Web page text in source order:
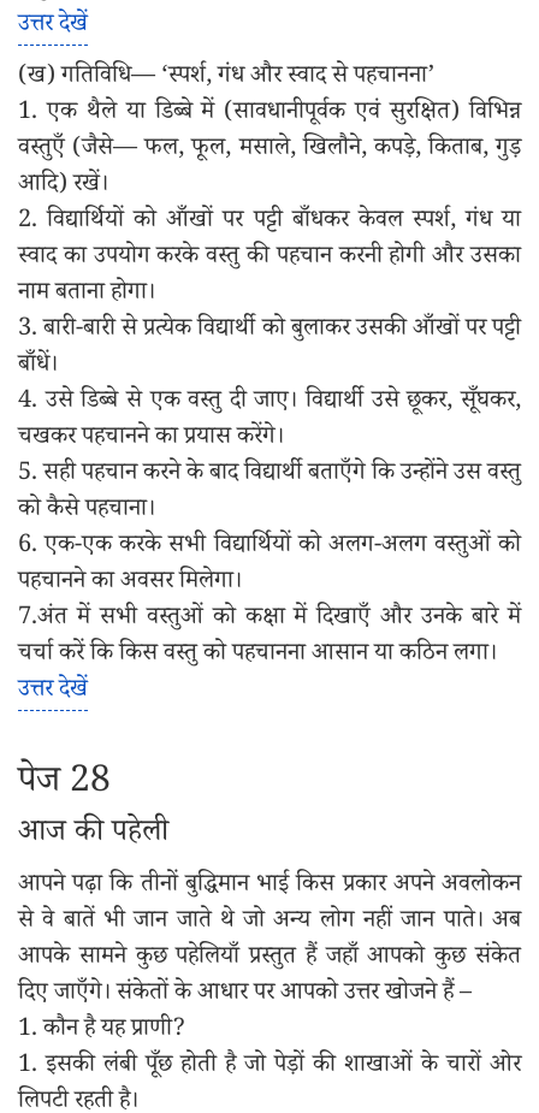
उत्तर देखें
(ख) गतिविधि— ‘स्पर्श, गंध और स्वाद से पहचानना’
1. एक थैले या डिब्बे में (सावधानीपूर्वक एवं सुरक्षित) विभिन्न
वस्तुएँ (जैसे— फल, फूल, मसाले, खिलौने, कपड़े, किताब, गुड़
आदि) रखें।
2. विद्यार्थियों को आँखों पर पट्टी बाँधकर केवल स्पर्श, गंध या
स्वाद का उपयोग करके वस्तु की पहचान करनी होगी और उसका
नाम बताना होगा।
3. बारी-बारी से प्रत्येक विद्यार्थी को बुलाकर उसकी आँखों पर पट्टी
बाँधें।
4. उसे डिब्बे से एक वस्तु दी जाए। विद्यार्थी उसे छूकर, सूँघकर,
चखकर पहचानने का प्रयास करेंगे।
5. सही पहचान करने के बाद विद्यार्थी बताएँगे कि उन्होंने उस वस्तु
को कैसे पहचाना।
6. एक-एक करके सभी विद्यार्थियों को अलग-अलग वस्तुओं को
पहचानने का अवसर मिलेगा।
7.अंत में सभी वस्तुओं को कक्षा में दिखाएँ और उनके बारे में
चर्चा करें कि किस वस्तु को पहचानना आसान या कठिन लगा।
उत्तर देखें
पेज 28
आज की पहेली
आपने पढ़ा कि तीनों बुद्धिमान भाई किस प्रकार अपने अवलोकन
से वे बातें भी जान जाते थे जो अन्य लोग नहीं जान पाते। अब
आपके सामने कुछ पहेलियाँ प्रस्तुत हैं जहाँ आपको कुछ संकेत
दिए जाएँगे। संकेतों के आधार पर आपको उत्तर खोजने हैं –
1. कौन है यह प्राणी?
1. इसकी लंबी पूँछ होती है जो पेड़ों की शाखाओं के चारों ओर
लिपटी रहती है।